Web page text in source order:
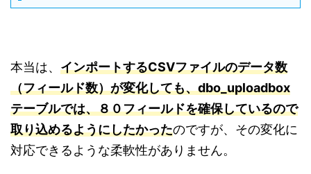
本当は、 インポートするCSVファイルのデータ数
（フィールド数）が変化しても、dbo_uploadbox
テーブルでは、８０フィールドを確保しているので
取り込めるようにしたかったのですが、その変化に
対応できるような柔軟性がありません。